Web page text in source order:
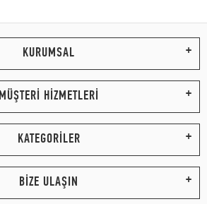
KURUMSAL
MÜŞTERİ HİZMETLERİ
KATEGORİLER
BİZE ULAŞIN